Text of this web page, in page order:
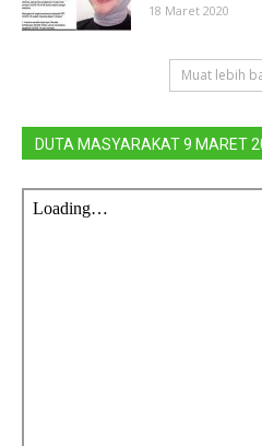
18 Maret 2020
Muat lebih
DUTA MASYARAKAT 9 MARET